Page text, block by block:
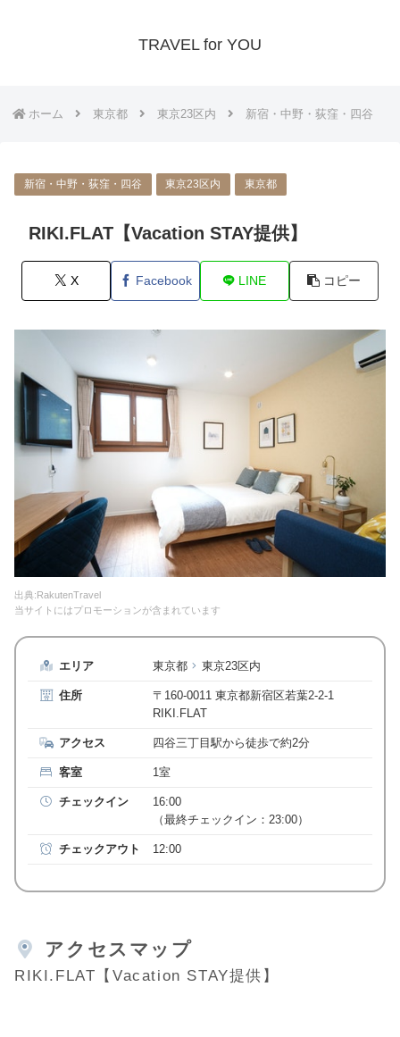
TRAVEL for YOU
ホーム 東京都 東京23区内 新宿・中野・荻窪・四谷
新宿・中野・荻窪・四谷 東京23区内 東京都
RIKI.FLAT【Vacation STAY提供】
X Facebook LINE コピー
出典:RakutenTravel
当サイトにはプロモーションが含まれています
エリア 東京都 東京23区内
住所
〒160-0011 東京都新宿区若葉2-2-1
RIKI.FLAT
アクセス 四谷三丁目駅から徒歩で約2分
客室 1室
チェックイン
16:00
（最終チェックイン：23:00）
チェックアウト 12:00
アクセスマップ
RIKI.FLAT【Vacation STAY提供】